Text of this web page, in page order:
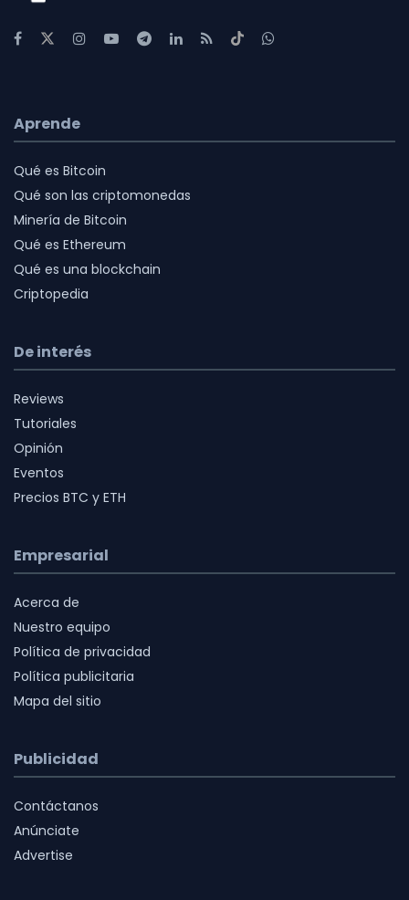
Aprende
Qué es Bitcoin
Qué son las criptomonedas
Minería de Bitcoin
Qué es Ethereum
Qué es una blockchain
Criptopedia
De interés
Reviews
Tutoriales
Opinión
Eventos
Precios BTC y ETH
Empresarial
Acerca de
Nuestro equipo
Política de privacidad
Política publicitaria
Mapa del sitio
Publicidad
Contáctanos
Anúnciate
Advertise